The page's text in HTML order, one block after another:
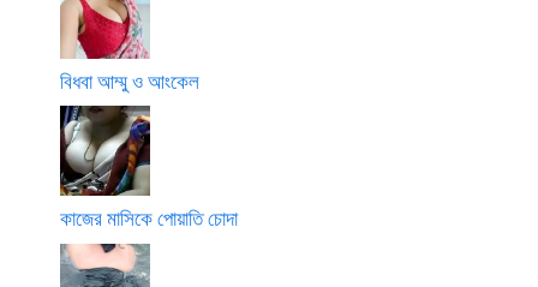
বিধবা আম্মু ও আংকেল
কাজের মাসিকে পোয়াতি চোদা